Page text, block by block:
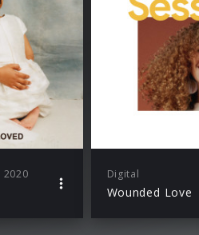
2020 Digital
Wounded Love